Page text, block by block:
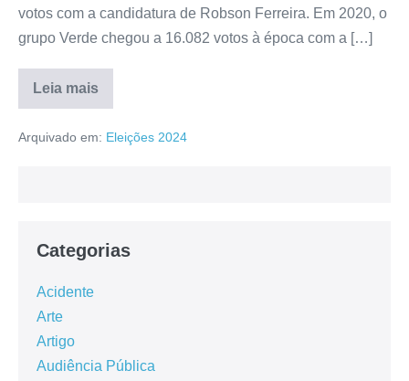
votos com a candidatura de Robson Ferreira. Em 2020, o
grupo Verde chegou a 16.082 votos à época com a […]
Leia mais
Arquivado em: Eleições 2024
Categorias
Acidente
Arte
Artigo
Audiência Pública